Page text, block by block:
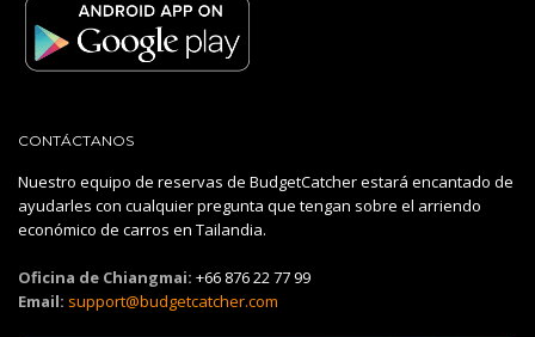
CONTÁCTANOS
Nuestro equipo de reservas de BudgetCatcher estará encantado de
ayudarles con cualquier pregunta que tengan sobre el arriendo
económico de carros en Tailandia.
Oficina de Chiangmai: +66 876 22 77 99
Email: support@budgetcatcher.com